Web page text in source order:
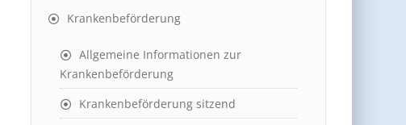
Krankenbeförderung
Allgemeine Informationen zur
Krankenbeförderung
Krankenbeförderung sitzend